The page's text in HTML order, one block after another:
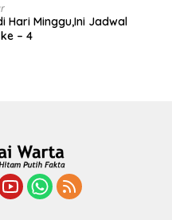
Hari Minggu,Ini Jadwal
– 4